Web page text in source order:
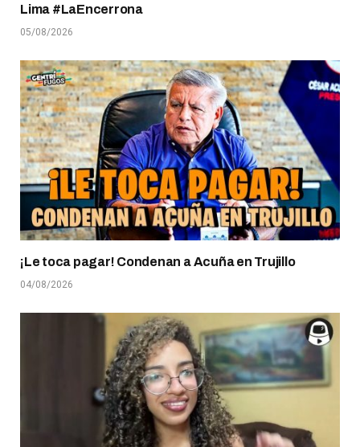
Lima #LaEncerrona
05/08/2026
¡Le toca pagar! Condenan a Acuña en Trujillo
04/08/2026